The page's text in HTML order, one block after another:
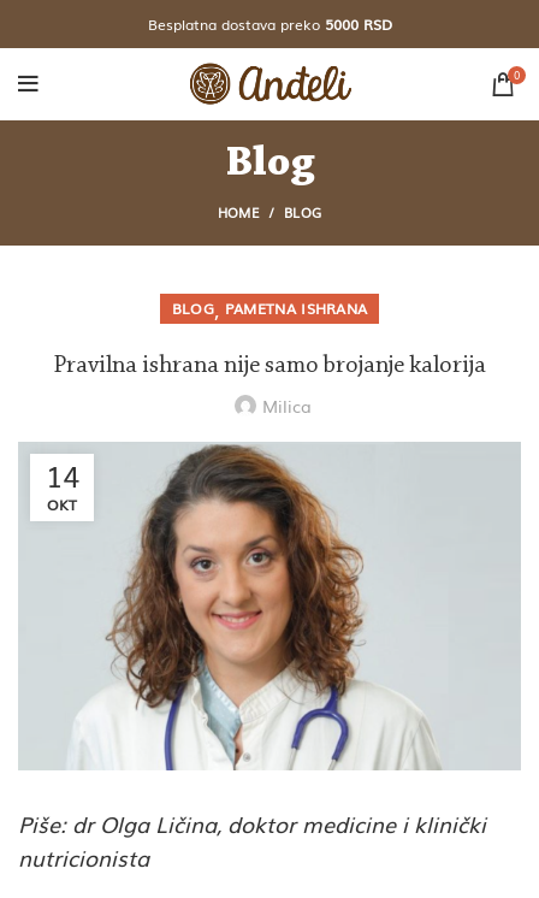
Besplatna dostava preko5000 RSD
0
Blog
HOME BLOG
BLOG, PAMETNA ISHRANA
Pravilna ishrana nije samo brojanje kalorija
Milica
14
OKT
Piše: dr Olga Ličina, doktor medicine i klinički
nutricionista